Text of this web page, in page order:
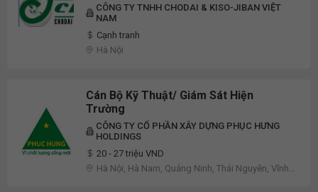
CÔNG TY TNHH CHODAI & KISO-JIBAN VIỆT
NAM
Cạnh tranh
Hà Nội
Cán Bộ Kỹ Thuật/ Giám Sát Hiện
Trường
CÔNG TY CỔ PHẦN XÂY DỰNG PHỤC HƯNG
HOLDINGS
20 - 27 triệu VND
Hà Nội, Hà Nam, Quảng Ninh, Thái Nguyên, Vĩnh